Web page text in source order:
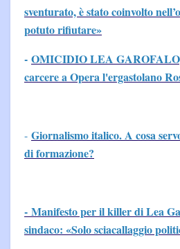
sventurato, è stato coinvolto
potuto rifiutare»
- OMICIDIO LEA
carcere a Opera l'ergastolano
- Giornalismo italico. A cosa
di formazione?
- Manifesto per il killer di Lea
sindaco: «Solo sciacallaggio